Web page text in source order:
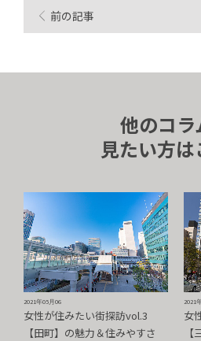
前の記事
他のコラ
見たい方は
2021年05月06
女性が住みたい街探訪vol.3
【田町】の魅力＆住みやすさ
2021
女